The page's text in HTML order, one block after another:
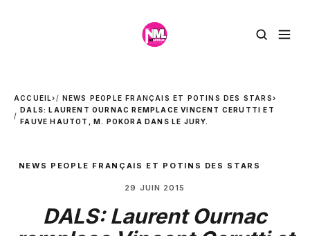
ACCUEIL› NEWS PEOPLE FRANÇAIS ET POTINS DES STARS›
DALS: LAURENT OURNAC REMPLACE VINCENT CERUTTI ET
FAUVE HAUTOT, M. POKORA DANS LE JURY.
NEWS PEOPLE FRANÇAIS ET POTINS DES STARS
29 JUIN 2015
DALS: Laurent Ournac